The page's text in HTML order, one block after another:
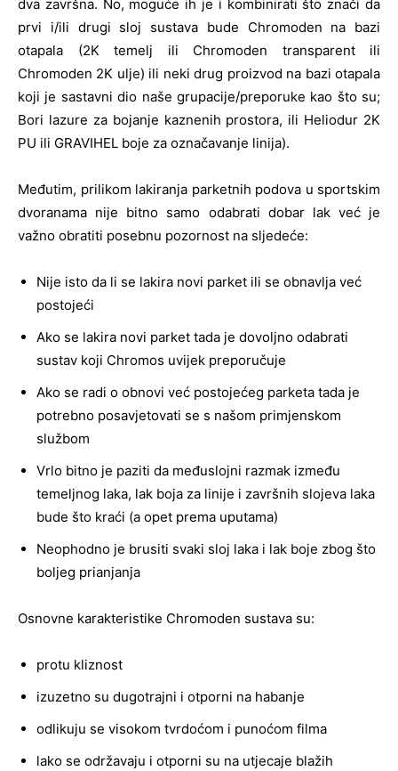
dva završna. No, moguće ih je i kombinirati što znači da
prvi i/ili drugi sloj sustava bude Chromoden na bazi
otapala (2K temelj ili Chromoden transparent ili
Chromoden 2K ulje) ili neki drug proizvod na bazi otapala
koji je sastavni dio naše grupacije/preporuke kao što su;
Bori lazure za bojanje kaznenih prostora, ili Heliodur 2K
PU ili GRAVIHEL boje za označavanje linija).
Međutim, prilikom lakiranja parketnih podova u sportskim
dvoranama nije bitno samo odabrati dobar lak već je
važno obratiti posebnu pozornost na sljedeće:
Nije isto da li se lakira novi parket ili se obnavlja već
postojeći
Ako se lakira novi parket tada je dovoljno odabrati
sustav koji Chromos uvijek preporučuje
Ako se radi o obnovi već postojećeg parketa tada je
potrebno posavjetovati se s našom primjenskom
službom
Vrlo bitno je paziti da međuslojni razmak između
temeljnog laka, lak boja za linije i završnih slojeva laka
bude što kraći (a opet prema uputama)
Neophodno je brusiti svaki sloj laka i lak boje zbog što
boljeg prianjanja
Osnovne karakteristike Chromoden sustava su:
protu kliznost
izuzetno su dugotrajni i otporni na habanje
odlikuju se visokom tvrdoćom i punoćom filma
lako se održavaju i otporni su na utjecaje blažih